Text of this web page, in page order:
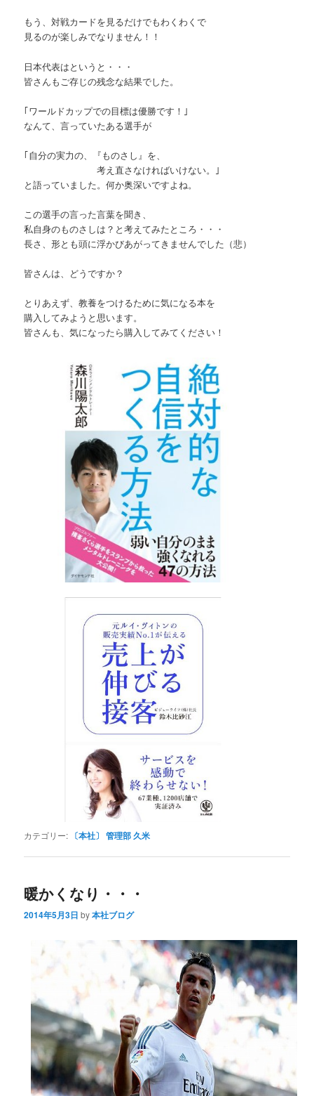
もう、対戦カードを見るだけでもわくわくで
見るのが楽しみでなりません！！
日本代表はというと・・・
皆さんもご存じの残念な結果でした。
｢ワールドカップでの目標は優勝です！｣
なんて、言っていたある選手が
｢自分の実力の、『ものさし』を、
考え直さなければいけない。｣
と語っていました。何か奥深いですよね。
この選手の言った言葉を聞き、
私自身のものさしは？と考えてみたところ・・・
長さ、形とも頭に浮かびあがってきませんでした（悲）
皆さんは、どうですか？
とりあえず、教養をつけるために気になる本を
購入してみようと思います。
皆さんも、気になったら購入してみてください！
カテゴリー: 〔本社〕 管理部 久米
暖かくなり・・・
2014年5月3日 by本社ブログ